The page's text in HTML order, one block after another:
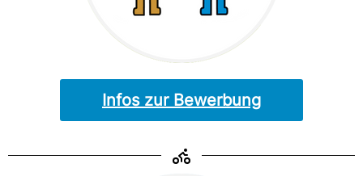
Infos zur Bewerbung